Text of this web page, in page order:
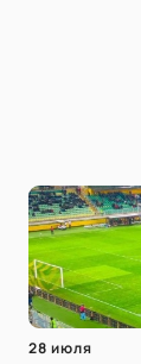
28 июля